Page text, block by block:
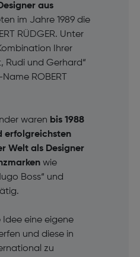
aus
im Jahre 1989 die
RÜDGER. Unter
Ihrer
Rudi und Gerhard“
ROBERT
waren bis 1988
erfolgreichsten
Welt als Designer
wie
Boss“ und
eine eigene
und diese in
zu